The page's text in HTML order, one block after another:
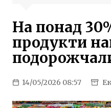
На понад
продукти
14/05/2026 08:57